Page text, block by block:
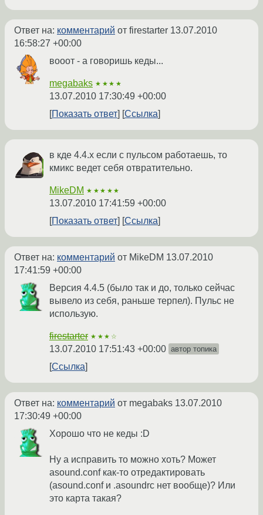
Ответ на: комментарий от firestarter 13.07.2010
16:58:27 +00:00
вооот - а говоришь кеды...
megabaks ★★★★
13.07.2010 17:30:49 +00:00
Показать ответ
Ссылка
в кде 4.4.х если с пульсом работаешь, то
кмикс ведет себя отвратительно.
MikeDM ★★★★★
13.07.2010 17:41:59 +00:00
Показать ответ
Ссылка
Ответ на: комментарий от MikeDM 13.07.2010
17:41:59 +00:00
Версия 4.4.5 (было так и до, только сейчас
вывело из себя, раньше терпел). Пульс не
использую.
firestarter ★★★☆
13.07.2010 17:51:43 +00:00 автор топика
Ссылка
Ответ на: комментарий от megabaks 13.07.2010
17:30:49 +00:00
Хорошо что не кеды :D
Ну а исправить то можно хоть? Может
asound.conf как-то отредактировать
(asound.conf и .asoundrc нет вообще)? Или
это карта такая?